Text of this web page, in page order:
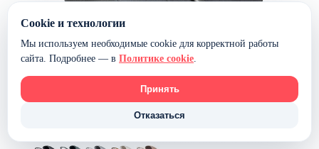
Cookie и технологии
Мы используем необходимые cookie для корректной работы
сайта. Подробнее — в Политике cookie.
Принять
Отказаться